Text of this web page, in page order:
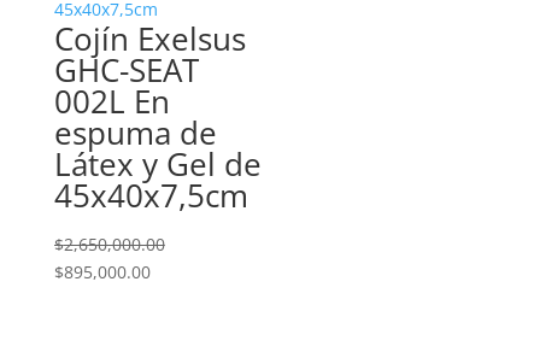
Cojín Exelsus
GHC-SEAT
002L En
espuma de
Látex y Gel de
45x40x7,5cm
$2,650,000.00
El
$895,000.00El